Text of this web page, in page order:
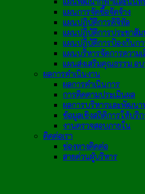
แผนการจัดซื้อจัดจ้าง
แผนปฏิบัติการดิจิทัล
แผนปฏิบัติการประชาสั
แผนปฏิบัติการป้องกันก
แผนบริหารจัดการความเ
แผนส่งเสริมคุณธรรม อ
ผลการดำเนินงาน
ผลการดำเนินการ
การติดตามประเมินผล
ผลการบริหารและพัฒน
ข้อมูลเชิงสถิติการให้บริ
งานตรวจสอบภายใน
ติดต่อเรา
ช่องทางติดต่อ
สายด่วนผู้บริหาร